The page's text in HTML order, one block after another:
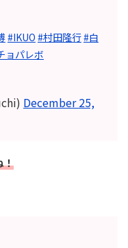
#IKUO #村田隆行#白
ョパレボ
December 25,
！